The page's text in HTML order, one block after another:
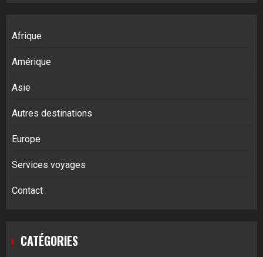
Afrique
Amérique
Asie
Autres destinations
Europe
Services voyages
Contact
CATÉGORIES